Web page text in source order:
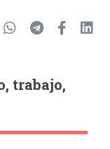
trabajo,